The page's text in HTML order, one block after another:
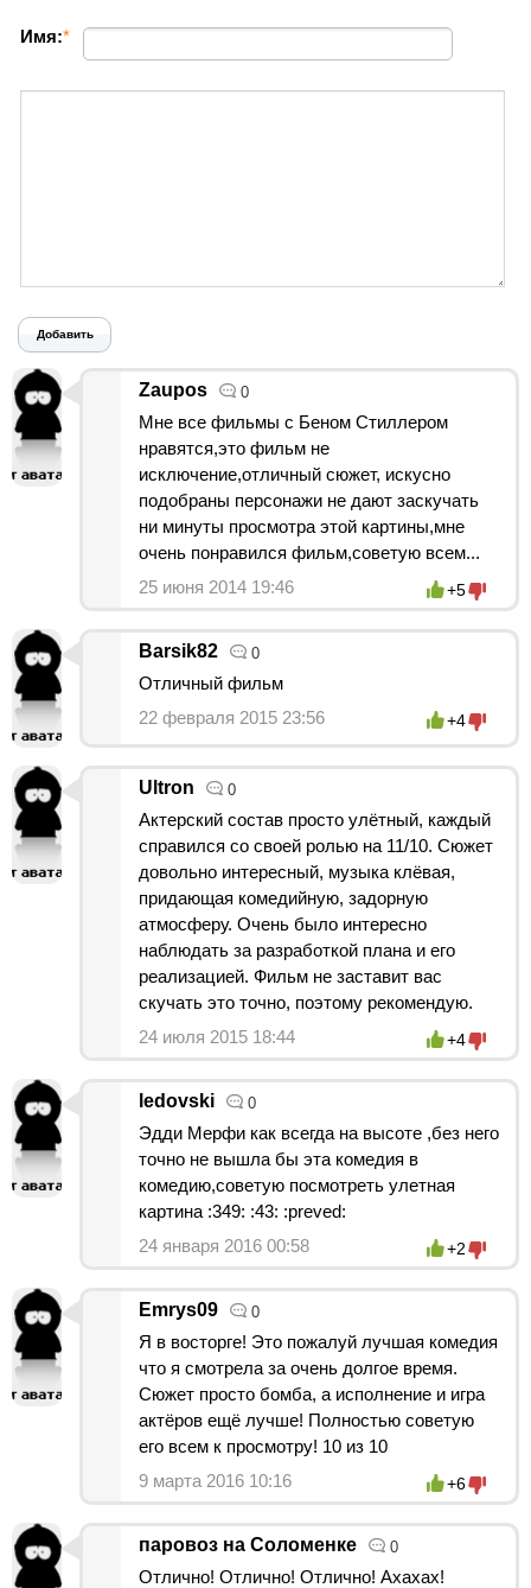
Имя:*
Добавить
Zaupos 0
Мне все фильмы с Беном Стиллером
нравятся,это фильм не
исключение,отличный сюжет, искусно
подобраны персонажи не дают заскучать
ни минуты просмотра этой картины,мне
очень понравился фильм,советую всем...
25 июня 2014 19:46
+5
Barsik82 0
Отличный фильм
22 февраля 2015 23:56
+4
Ultron 0
Актерский состав просто улётный, каждый
справился со своей ролью на 11/10. Сюжет
довольно интересный, музыка клёвая,
придающая комедийную, задорную
атмосферу. Очень было интересно
наблюдать за разработкой плана и его
реализацией. Фильм не заставит вас
скучать это точно, поэтому рекомендую.
24 июля 2015 18:44
+4
ledovski 0
Эдди Мерфи как всегда на высоте ,без него
точно не вышла бы эта комедия в
комедию,советую посмотреть улетная
картина :349: :43: :preved:
24 января 2016 00:58
+2
Emrys09 0
Я в восторге! Это пожалуй лучшая комедия
что я смотрела за очень долгое время.
Сюжет просто бомба, а исполнение и игра
актёров ещё лучше! Полностью советую
его всем к просмотру! 10 из 10
9 марта 2016 10:16
+6
паровоз на Соломенке 0
Отлично! Отлично! Отлично! Ахахах!